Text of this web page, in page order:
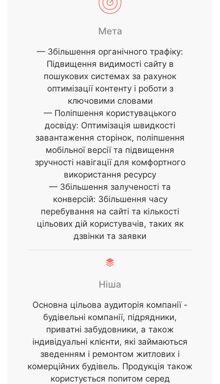
Мета
— Збільшення органічного трафіку:
Підвищення видимості сайту в
пошукових системах за рахунок
оптимізації контенту і роботи з
ключовими словами
— Поліпшення користувацького
досвіду: Оптимізація швидкості
завантаження сторінок, поліпшення
мобільної версії та підвищення
зручності навігації для комфортного
використання ресурсу
— Збільшення залученості та
конверсій: Збільшення часу
перебування на сайті та кількості
цільових дій користувачів, таких як
дзвінки та заявки
Ніша
Основна цільова аудиторія компанії -
будівельні компанії, підрядники,
приватні забудовники, а також
індивідуальні клієнти, які займаються
зведенням і ремонтом житлових і
комерційних будівель. Продукція також
користується попитом серед